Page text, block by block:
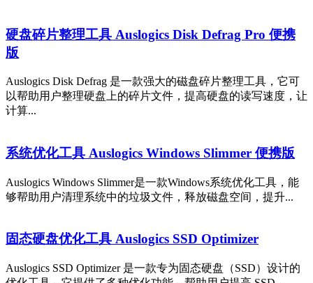
硬盘碎片整理工具 Auslogics Disk Defrag Pro 便携
版
Auslogics Disk Defrag 是一款强大的磁盘碎片整理工具，它可
以帮助用户整理硬盘上的碎片文件，提高硬盘的读写速度，让
计算...
系统优化工具 Auslogics Windows Slimmer 便携版
Auslogics Windows Slimmer是一款Windows系统优化工具，能
够帮助用户清理系统中的垃圾文件，释放磁盘空间，提升...
固态硬盘优化工具 Auslogics SSD Optimizer
Auslogics SSD Optimizer 是一款专为固态硬盘（SSD）设计的